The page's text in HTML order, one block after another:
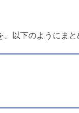
以下のようにまと